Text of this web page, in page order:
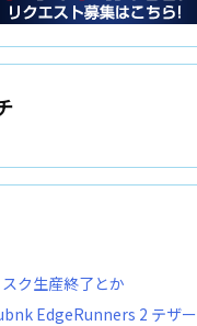
ク生産終了とか
EdgeRunners 2 テザー